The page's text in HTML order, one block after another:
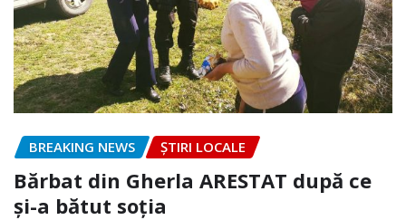
BREAKING NEWS ȘTIRI LOCALE
Bărbat din Gherla ARESTAT după ce
și-a bătut soția